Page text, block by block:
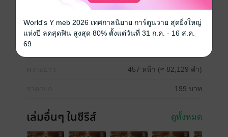
ที่แท้ข้าก็คือลูกพี่เซียน
ประเภทไฟล์ pdf, epub(สารบัญ)
457 หน้า (≈ 82,129 คำ)
199 บาท
เล่มอื่นๆ ในซีรีส์ ดูทั้งหมด
World's Y meb 2026 เทศกาลนิยาย การ์ตูนวาย สุดยิ่งใหญ่
แห่งปี ลดสุดฟิน สูงสุด 80% ตั้งแต่วันที่ 31 ก.ค. - 16 ส.ค.
69